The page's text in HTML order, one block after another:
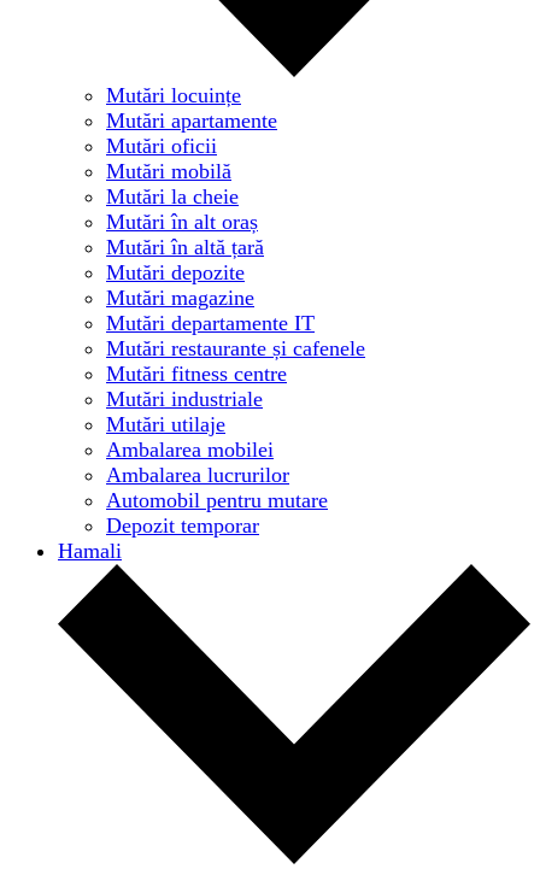
Mutări locuințe
Mutări apartamente
Mutări oficii
Mutări mobilă
Mutări la cheie
Mutări în alt oraș
Mutări în altă țară
Mutări depozite
Mutări magazine
Mutări departamente IT
Mutări restaurante și cafenele
Mutări fitness centre
Mutări industriale
Mutări utilaje
Ambalarea mobilei
Ambalarea lucrurilor
Automobil pentru mutare
Depozit temporar
Hamali